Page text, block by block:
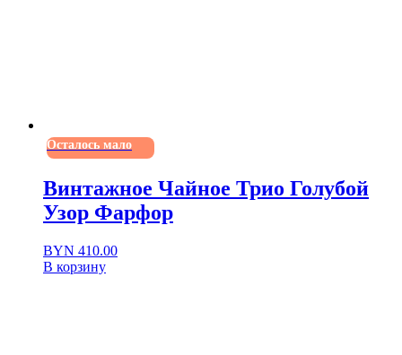
Осталось мало
Винтажное Чайное Трио Голубой
Узор Фарфор
BYN 410.00
В корзину